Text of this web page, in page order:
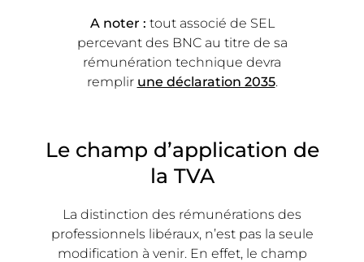
A noter : tout associé de SEL
percevant des BNC au titre de sa
rémunération technique devra
remplir une déclaration 2035.
Le champ d’application de
la TVA
La distinction des rémunérations des
professionnels libéraux, n’est pas la seule
modification à venir. En effet, le champ